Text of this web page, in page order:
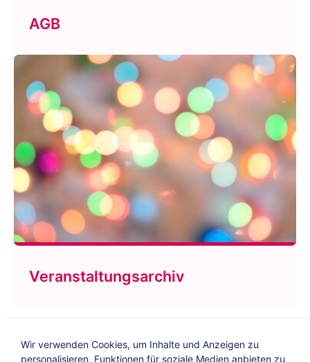
AGB
Veranstaltungsarchiv
Wir verwenden Cookies, um Inhalte und Anzeigen zu
personalisieren, Funktionen für soziale Medien anbieten zu